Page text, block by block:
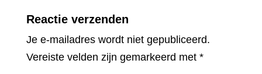
Reactie verzenden
Je e-mailadres wordt niet gepubliceerd.
Vereiste velden zijn gemarkeerd met *